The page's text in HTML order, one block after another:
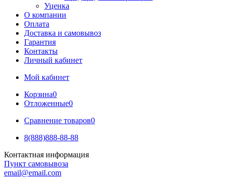
Уценка
О компании
Оплата
Доставка и самовывоз
Гарантия
Контакты
Личный кабинет
Мой кабинет
Корзина0
Отложенные0
Сравнение товаров0
8(888)888-88-88
Контактная информация
Пункт самовывоза
email@email.com